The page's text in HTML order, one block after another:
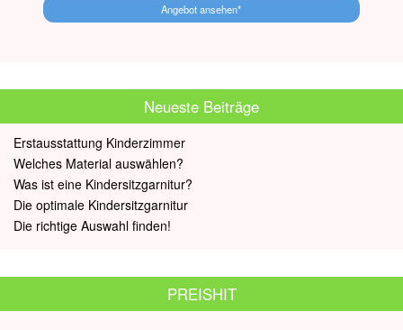
Angebot ansehen*
Neueste Beiträge
Erstausstattung Kinderzimmer
Welches Material auswählen?
Was ist eine Kindersitzgarnitur?
Die optimale Kindersitzgarnitur
Die richtige Auswahl finden!
PREISHIT